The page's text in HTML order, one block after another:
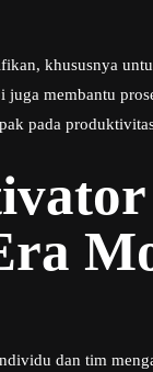
khususnya
membantu
pada
dan tim